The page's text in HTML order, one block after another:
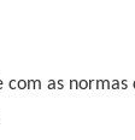
as normas